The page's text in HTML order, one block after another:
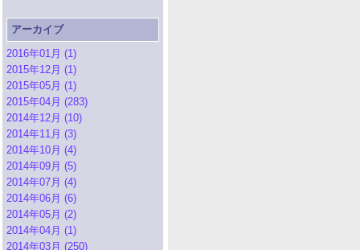
アーカイブ
2016年01月 (1)
2015年12月 (1)
2015年05月 (1)
2015年04月 (283)
2014年12月 (10)
2014年11月 (3)
2014年10月 (4)
2014年09月 (5)
2014年07月 (4)
2014年06月 (6)
2014年05月 (2)
2014年04月 (1)
2014年03月 (250)